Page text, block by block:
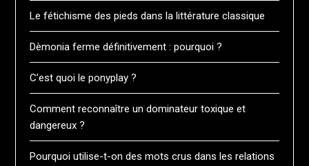
Le fétichisme des pieds dans la littérature classique
Dèmonia ferme définitivement : pourquoi ?
C’est quoi le ponyplay ?
Comment reconnaître un dominateur toxique et
dangereux ?
Pourquoi utilise-t-on des mots crus dans les relations